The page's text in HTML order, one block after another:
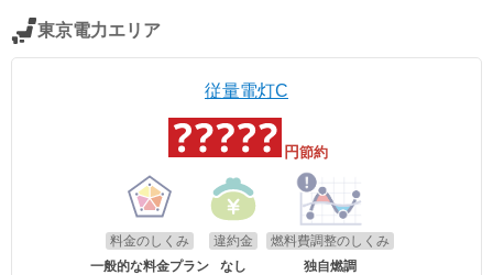
「おトクeプラン」「ビジネススタンダードプラン」(kVA契約)、九州電
※関西電力エリアの「なっトクでんき」「なっトクでんきBiz」ではガス
東京電力エリア
従量電灯C
円節約
料金のしくみ
一般的な料金プラン
違約金
なし
燃料費調整のしくみ
独自燃調